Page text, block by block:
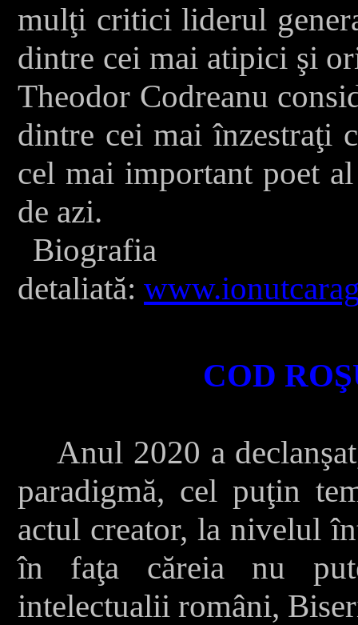
mulţi critici liderul
dintre cei mai atipici şi
Theodor Codreanu
dintre cei mai înzestraţi
cel mai important poet
de azi.
Biografia
detaliată:
COD
Anul 2020 a
paradigmă, cel puţin
actul creator, la nivelul
în faţa căreia nu
intelectualii români,